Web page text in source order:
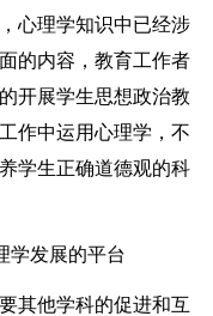
心理学知识中已经涉
的内容，教育工作者
开展学生思想政治教
作中运用心理学，不
学生正确道德观的科
发展的平台
他学科的促进和互